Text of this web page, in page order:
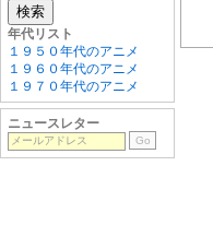
年代リスト
１９５０年代のアニメ
１９６０年代のアニメ
１９７０年代のアニメ
ニュースレター